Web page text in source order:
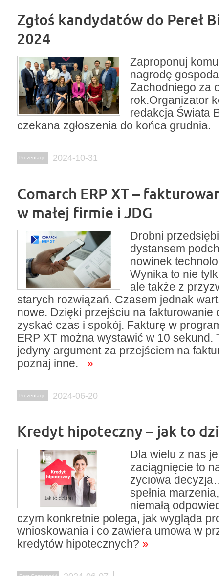
Zgłoś kandydatów do Pereł
2024
Zaproponuj
nagrodę
Zachodniego za
rok.Organizator
redakcja Świata
czekana zgłoszenia do końca grudnia.
Prezentacje 2024-10-31
Comarch ERP XT –
w małej firmie i JDG
Drobni
dystansem
nowinek
Wynika to nie
ale także z
starych rozwiązań. Czasem jednak
nowe. Dzięki przejściu na fakturowanie
zyskać czas i spokój. Fakturę w
ERP XT można wystawić w 10 sekund.
jedyny argument za przejściem na
poznaj inne.
»
Prezentacje 2024-06-20
Kredyt hipoteczny – jak to
Dla wielu z nas
zaciągnięcie to
życiowa
spełnia
niemałą
czym konkretnie polega, jak wygląda
wnioskowania i co zawiera umowa w
kredytów hipotecznych? »